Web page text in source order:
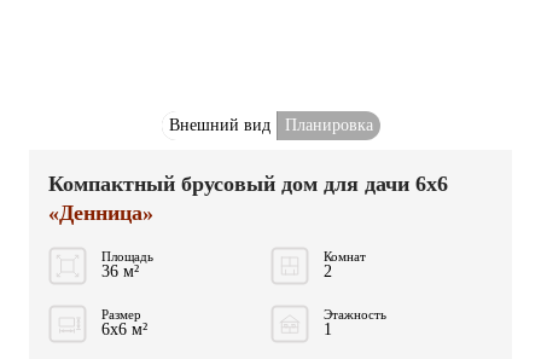
Внешний вид Планировка
Компактный брусовый дом для дачи 6x6
«Денница»
Площадь
36 м²
Комнат
2
Размер
6x6 м²
Этажность
1